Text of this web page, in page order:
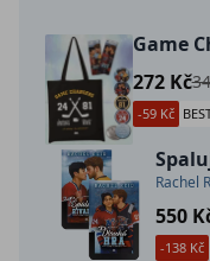
Game
272 Kč
-59 Kč
Rachel
550
-138 Kč